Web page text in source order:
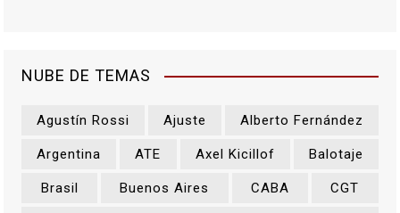
NUBE DE TEMAS
Agustín Rossi Ajuste Alberto Fernández
Argentina ATE Axel Kicillof Balotaje
Brasil Buenos Aires CABA CGT